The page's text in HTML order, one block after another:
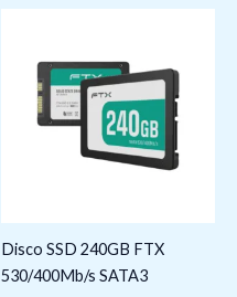
Disco SSD 240GB FTX
530/400Mb/s SATA3